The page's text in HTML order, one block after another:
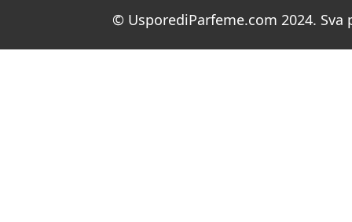
© UsporediParfeme.com 2024. Sva